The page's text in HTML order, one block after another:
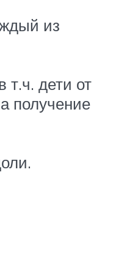
из
т.ч. дети от
получение